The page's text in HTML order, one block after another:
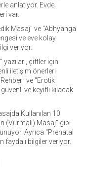
anlatıyor. Evde
var.
Masaj" ve "Abhyanga
ve eve kolay
veriyor.
çiftler için
iletişim önerleri
ve "Erotik
ve keyifli kılacak
Kullanılan 10
(Vurmalı) Masaj" gibi
Ayrıca "Prenatal
bilgiler veriyor.